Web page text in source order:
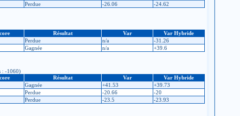
Perdue -26.06 -24.62
Résultat Var
Var Hybride
Perdue n/a
-31.26
Gagnée n/a +39.6
: -1060)
Résultat Var
Var Hybride
Gagnée +41.53
+39.73
Perdue -20.66
-20
Perdue -23.5 -23.93